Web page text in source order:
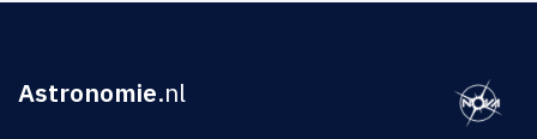
Astronomie.nl